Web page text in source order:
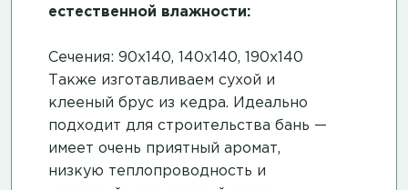
естественной влажности:
Сечения: 90х140, 140х140, 190х140
Также изготавливаем сухой и
клееный брус из кедра. Идеально
подходит для строительства бань —
имеет очень приятный аромат,
низкую теплопроводность и